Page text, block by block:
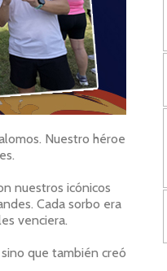
Nuestro héroe
nuestros icónicos
Cada sorbo era
venciera.
que también creó